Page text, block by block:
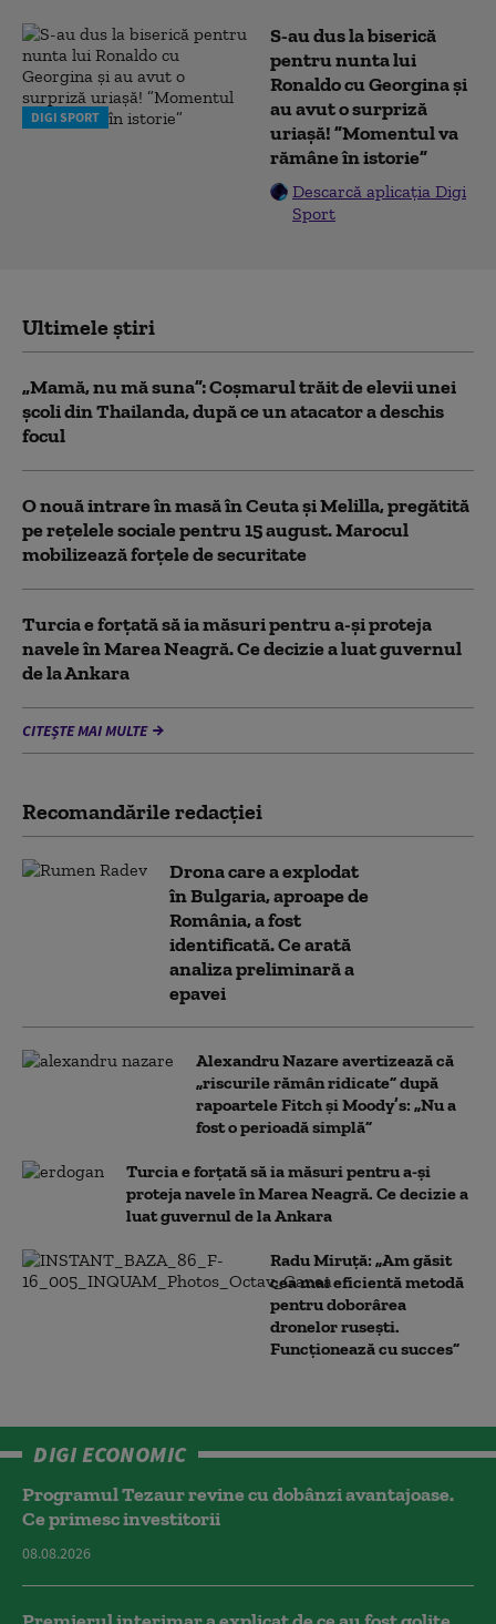
DIGI SPORT
S-au dus la biserică
pentru nunta lui
Ronaldo cu Georgina și
au avut o surpriză
uriașă! ”Momentul va
rămâne în istorie”
Descarcă aplicația Digi
Sport
Ultimele știri
„Mamă, nu mă suna”: Coșmarul trăit de elevii unei
școli din Thailanda, după ce un atacator a deschis
focul
O nouă intrare în masă în Ceuta și Melilla, pregătită
pe rețelele sociale pentru 15 august. Marocul
mobilizează forțele de securitate
Turcia e forțată să ia măsuri pentru a-și proteja
navele în Marea Neagră. Ce decizie a luat guvernul
de la Ankara
CITEȘTE MAI MULTE
Recomandările redacţiei
Drona care a explodat
în Bulgaria, aproape de
România, a fost
identificată. Ce arată
analiza preliminară a
epavei
Alexandru Nazare avertizează că
„riscurile rămân ridicate” după
rapoartele Fitch și Moody’s: „Nu a
fost o perioadă simplă”
Turcia e forțată să ia măsuri pentru a-și
proteja navele în Marea Neagră. Ce decizie a
luat guvernul de la Ankara
Radu Miruță: „Am găsit
cea mai eficientă metodă
pentru doborârea
dronelor rusești.
Funcționează cu succes”
DIGI ECONOMIC
Programul Tezaur revine cu dobânzi avantajoase.
Ce primesc investitorii
08.08.2026